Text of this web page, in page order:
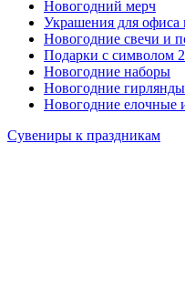
Новогодний мерч
Украшения для офиса
Новогодние свечи и
Подарки с символом
Новогодние наборы
Новогодние
Новогодние елочные
Сувениры к праздникам